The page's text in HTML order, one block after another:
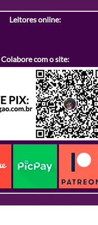
Leitores online:
Colabore com o site: